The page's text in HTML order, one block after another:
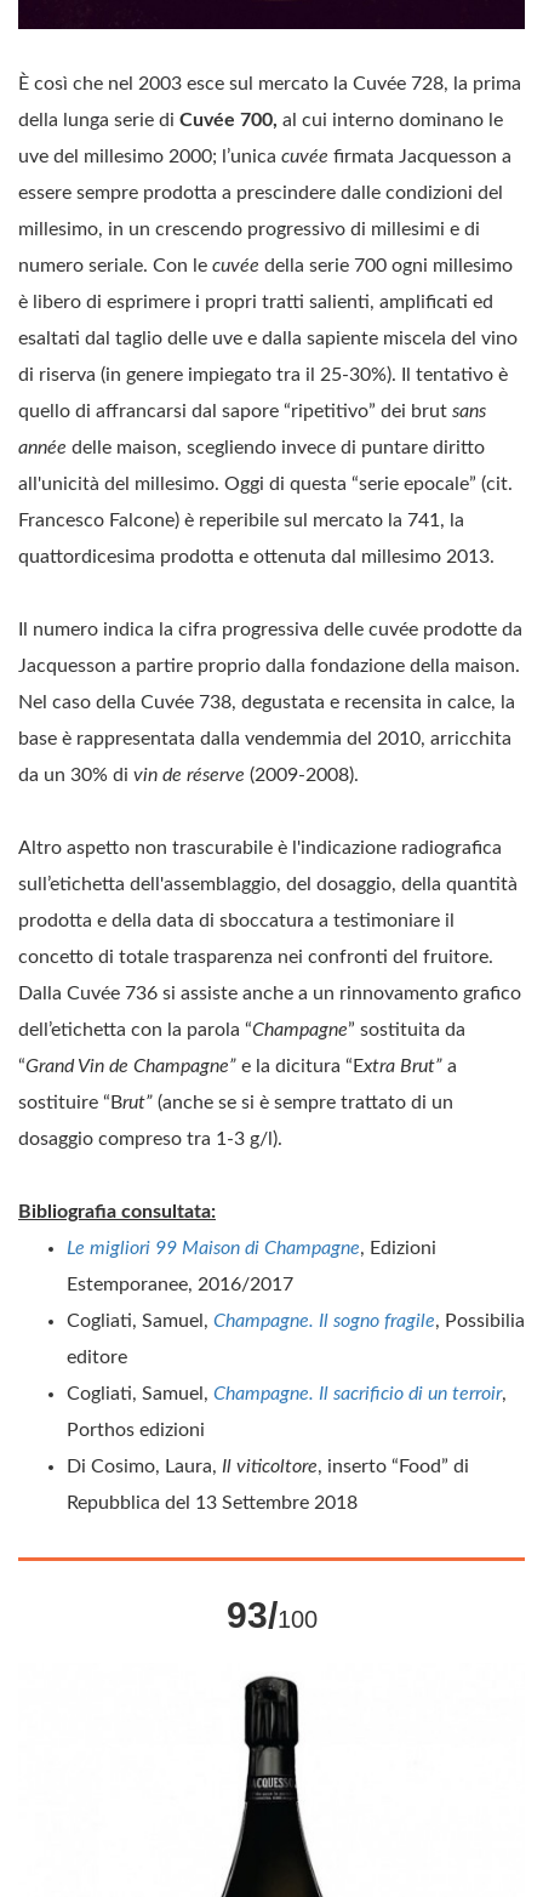
È così che nel 2003 esce sul mercato la Cuvée 728, la prima
della lunga serie di Cuvée 700, al cui interno dominano le
uve del millesimo 2000; l’unica cuvée firmata Jacquesson a
essere sempre prodotta a prescindere dalle condizioni del
millesimo, in un crescendo progressivo di millesimi e di
numero seriale. Con le cuvée della serie 700 ogni millesimo
è libero di esprimere i propri tratti salienti, amplificati ed
esaltati dal taglio delle uve e dalla sapiente miscela del vino
di riserva (in genere impiegato tra il 25-30%). Il tentativo è
quello di affrancarsi dal sapore “ripetitivo” dei brut sans
année delle maison, scegliendo invece di puntare diritto
all'unicità del millesimo. Oggi di questa “serie epocale” (cit.
Francesco Falcone) è reperibile sul mercato la 741, la
quattordicesima prodotta e ottenuta dal millesimo 2013.
Il numero indica la cifra progressiva delle cuvée prodotte da
Jacquesson a partire proprio dalla fondazione della maison.
Nel caso della Cuvée 738, degustata e recensita in calce, la
base è rappresentata dalla vendemmia del 2010, arricchita
da un 30% di vin de réserve (2009-2008).
Altro aspetto non trascurabile è l'indicazione radiografica
sull’etichetta dell'assemblaggio, del dosaggio, della quantità
prodotta e della data di sboccatura a testimoniare il
concetto di totale trasparenza nei confronti del fruitore.
Dalla Cuvée 736 si assiste anche a un rinnovamento grafico
dell’etichetta con la parola “Champagne” sostituita da
“Grand Vin de Champagne” e la dicitura “Extra Brut” a
sostituire “Brut” (anche se si è sempre trattato di un
dosaggio compreso tra 1-3 g/l).
Bibliografia consultata:
Le migliori 99 Maison di Champagne, Edizioni
Estemporanee, 2016/2017
Cogliati, Samuel, Champagne. Il sogno fragile, Possibilia
editore
Cogliati, Samuel, Champagne. Il sacrificio di un terroir,
Porthos edizioni
Di Cosimo, Laura, Il viticoltore, inserto “Food” di
Repubblica del 13 Settembre 2018
93/100